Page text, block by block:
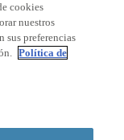
cookies
nuestros
sus preferencias
Política de